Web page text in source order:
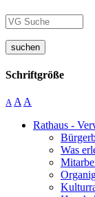
suchen
Schriftgröße
A A A
Rathaus -
Was